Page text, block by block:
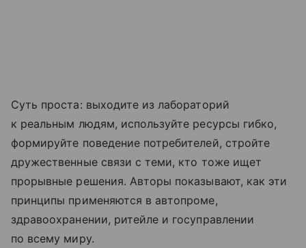
Суть проста: выходите из лабораторий
к реальным людям, используйте ресурсы гибко,
формируйте поведение потребителей, стройте
дружественные связи с теми, кто тоже ищет
прорывные решения. Авторы показывают, как эти
принципы применяются в автопроме,
здравоохранении, ритейле и госуправлении
по всему миру.